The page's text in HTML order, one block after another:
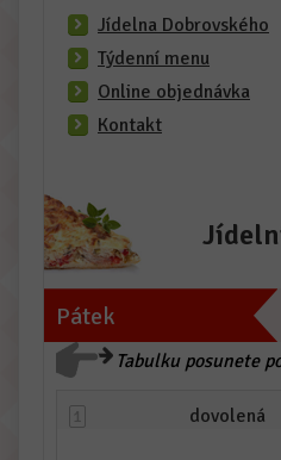
Jídelna Dobrovského
Týdenní menu
Online objednávka
Kontakt
Pátek
Tabulku posunete
1 dovolená